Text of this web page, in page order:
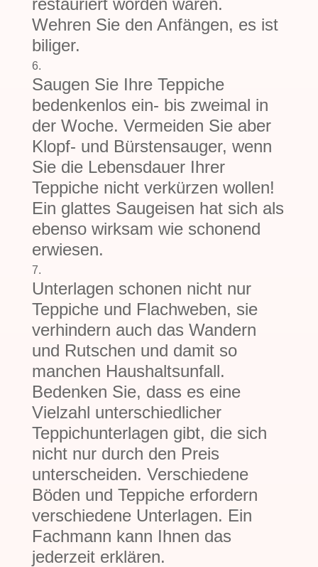
Wehren Sie den Anfängen, es ist
biliger.
Saugen Sie Ihre Teppiche
bedenkenlos ein- bis zweimal in
der Woche. Vermeiden Sie aber
Klopf- und Bürstensauger, wenn
Sie die Lebensdauer Ihrer
Teppiche nicht verkürzen wollen!
Ein glattes Saugeisen hat sich als
ebenso wirksam wie schonend
erwiesen.
Unterlagen schonen nicht nur
Teppiche und Flachweben, sie
verhindern auch das Wandern
und Rutschen und damit so
manchen Haushaltsunfall.
Bedenken Sie, dass es eine
Vielzahl unterschiedlicher
Teppichunterlagen gibt, die sich
nicht nur durch den Preis
unterscheiden. Verschiedene
Böden und Teppiche erfordern
verschiedene Unterlagen. Ein
Fachmann kann Ihnen das
jederzeit erklären.